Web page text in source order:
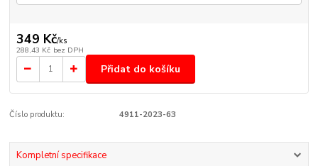
349 Kč/ks
288,43 Kč bez DPH
Přidat do košíku
Číslo produktu: 4911-2023-63
Kompletní specifikace